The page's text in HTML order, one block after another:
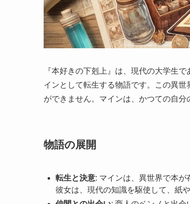
『本好きの下剋上』は、現代の大学生
インとして転生する物語です。この異
ができません。マインは、かつての自分
物語の展開
転生と決意: マインは、異世界で本が
彼女は、現代の知識を駆使して、紙